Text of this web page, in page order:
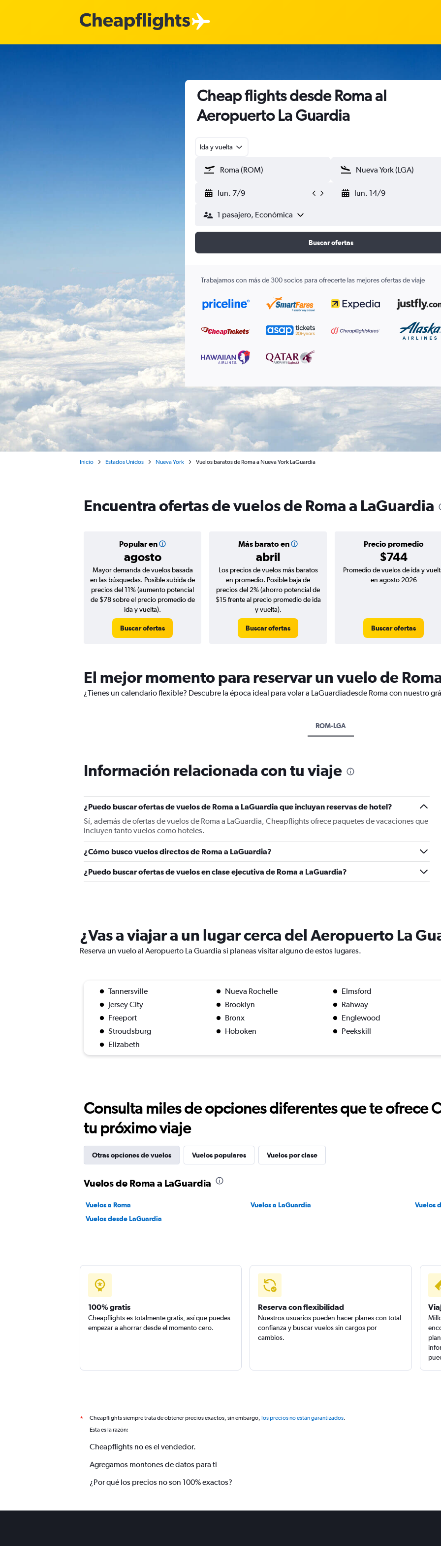
Cheap flights desde Roma al
Aeropuerto La Guardia
Ida y vuelta
lun. 7/9 lun. 14/9
1 pasajero, Económica
Buscar ofertas
Trabajamos con más de 300 socios para ofrecerte las mejores ofertas de viaje
Inicio Estados Unidos Nueva York Vuelos baratos de Roma a Nueva York LaGuardia
Encuentra ofertas de vuelos de Roma a LaGuardia
Popular en
agosto
Más barato en
abril
Precio promedio
$744
Mayor demanda de vuelos basada
en las búsquedas. Posible subida de
precios del 11% (aumento potencial
de $78 sobre el precio promedio de
ida y vuelta).
Buscar ofertas
Los precios de vuelos más baratos
en promedio. Posible baja de
precios del 2% (ahorro potencial de
$15 frente al precio promedio de ida
y vuelta).
Buscar ofertas
Promedio de vuelos de ida y
en agosto 2026
Buscar ofertas
El mejor momento para reservar un vuelo de
¿Tienes un calendario flexible? Descubre la época ideal para volar a LaGuardiadesde Roma con nuestro
ROM-LGA
Información relacionada con tu viaje
¿Puedo buscar ofertas de vuelos de Roma a LaGuardia que incluyan reservas de hotel?
Sí, además de ofertas de vuelos de Roma a LaGuardia, Cheapflights ofrece paquetes de vacaciones que
incluyen tanto vuelos como hoteles.
¿Cómo busco vuelos directos de Roma a LaGuardia?
¿Puedo buscar ofertas de vuelos en clase ejecutiva de Roma a LaGuardia?
¿Vas a viajar a un lugar cerca del Aeropuerto La
Reserva un vuelo al Aeropuerto La Guardia si planeas visitar alguno de estos lugares.
Tannersville Nueva Rochelle
Elmsford
Jersey City
Brooklyn
Rahway
Freeport
Bronx
Englewood
Stroudsburg
Hoboken
Peekskill
Elizabeth
Consulta miles de opciones diferentes que te ofrece
tu próximo viaje
Otras opciones de vuelos Vuelos populares Vuelos por clase
Vuelos de Roma a LaGuardia
Vuelos a Roma Vuelos a LaGuardia
Vuelos
Vuelos desde LaGuardia
100% gratis
Cheapflights es totalmente gratis, así que puedes
empezar a ahorrar desde el momento cero.
Reserva con flexibilidad
Nuestros usuarios pueden hacer planes con total
confianza y buscar vuelos sin cargos por
cambios.
* Cheapflights siempre trata de obtener precios exactos, sin embargo, los precios no están garantizados.
Esta es la razón:
Cheapflights no es el vendedor.
Agregamos montones de datos para ti
¿Por qué los precios no son 100% exactos?